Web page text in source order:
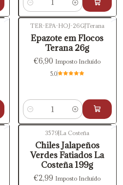
Quantidade
TER-EPA-HOJ-26G| Terana
Epazote em Flocos
Terana 26g
€6,90 Imposto Incluído
5.0
Quantidade
3579| La Costeña
Chiles Jalapeños
Verdes Fatiados La
Costeña 199g
€2,99 Imposto Incluído